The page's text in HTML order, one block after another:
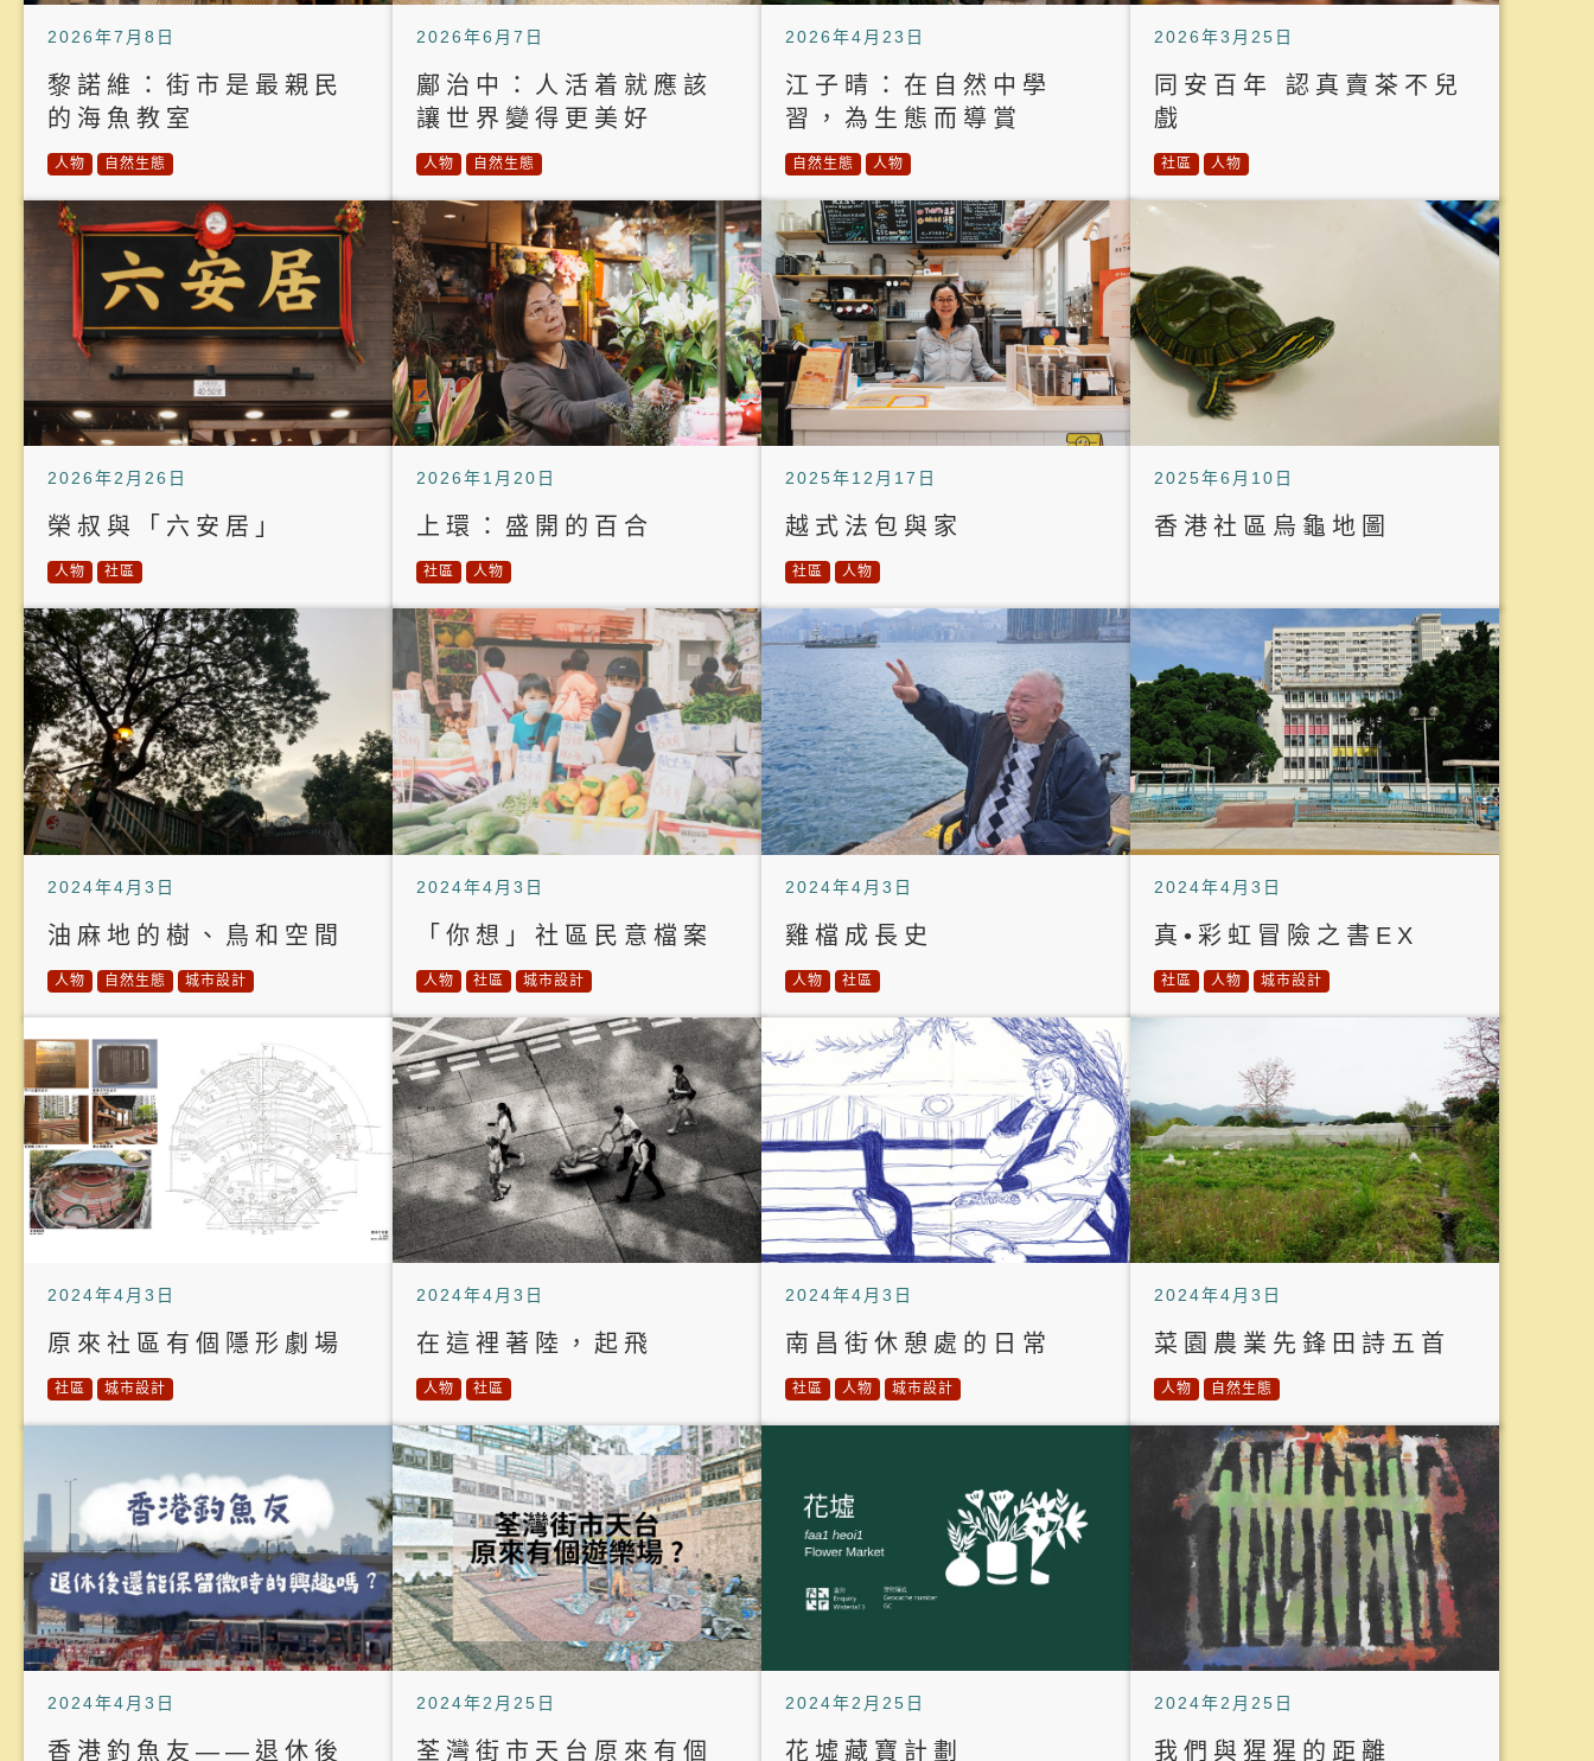
2026年7月8日
黎諾維：街市是最親民
的海魚教室
人物 自然生態
2026年6月7日
鄺治中：人活着就應該
讓世界變得更美好
人物 自然生態
2026年4月23日
江子晴：在自然中學
習，為生態而導賞
自然生態 人物
2026年3月25日
同安百年 認真賣茶不兒
戲
社區 人物
2026年2月26日
榮叔與「六安居」
人物 社區
2026年1月20日
上環：盛開的百合
社區 人物
2025年12月17日
越式法包與家
社區 人物
2025年6月10日
香港社區烏龜地圖
2024年4月3日
油麻地的樹、鳥和空間
人物 自然生態 城市設計
2024年4月3日
「你想」社區民意檔案
人物 社區 城市設計
2024年4月3日
雞檔成長史
人物 社區
2024年4月3日
真•彩虹冒險之書EX
社區 人物 城市設計
2024年4月3日
原來社區有個隱形劇場
社區 城市設計
2024年4月3日
在這裡著陸，起飛
人物 社區
2024年4月3日
南昌街休憩處的日常
社區 人物 城市設計
2024年4月3日
菜園農業先鋒田詩五首
人物 自然生態
2024年4月3日
香港釣魚友——退休後
2024年2月25日
荃灣街市天台原來有個
2024年2月25日
花墟藏寶計劃
2024年2月25日
我們與猩猩的距離